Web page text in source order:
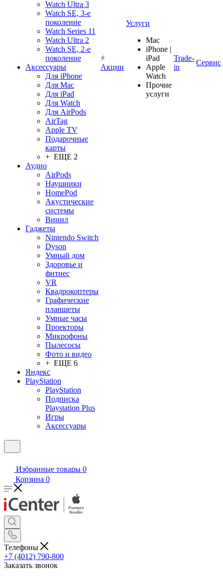
Watch Ultra 3
Watch SE, 3-е
поколение
Watch Series 11
Watch Ultra 2
Watch SE, 2-е
поколение
Аксессуары
Для iPhone
Для Mac
Для iPad
Для Watch
Для AirPods
AirTag
Apple TV
Подарочные
карты
+ ЕЩЕ 2
Аудио
AirPods
Наушники
HomePod
Акустические
системы
Винил
Гаджеты
Nintendo Switch
Dyson
Умный дом
Здоровье и
фитнес
VR
Квадрокоптеры
Графические
планшеты
Умные часы
Проекторы
Микрофоны
Пылесосы
Фото и видео
+ ЕЩЕ 6
Яндекс
PlayStation
PlayStation
Подписка
Playstation Plus
Игры
Аксессуары
Акции
Услуги
Mac
iPhone |
iPad
Apple
Watch
Прочие
услуги
Trade-
in
Сервис
Избранные товары 0
Корзина 0
Телефоны
+7 (4012) 790-800
Заказать звонок